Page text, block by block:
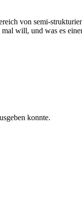
von semi-
will, und was es
konnte.